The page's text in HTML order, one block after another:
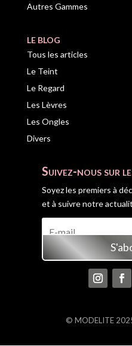
Autres Gammes
LE BLOG
Tous les articles
Le Teint
Le Regard
Les Lèvres
Les Ongles
Divers
Suivez-nous sur
Soyez les premiers à
et à suivre notre
© MODELITE